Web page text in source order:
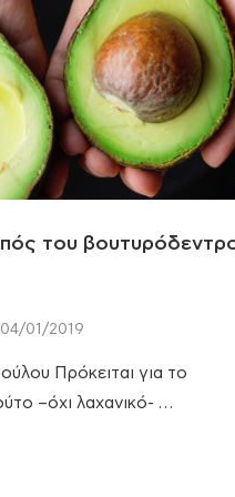
του
04/01/2019
Πρόκειται για το
–όχι λαχανικό- …